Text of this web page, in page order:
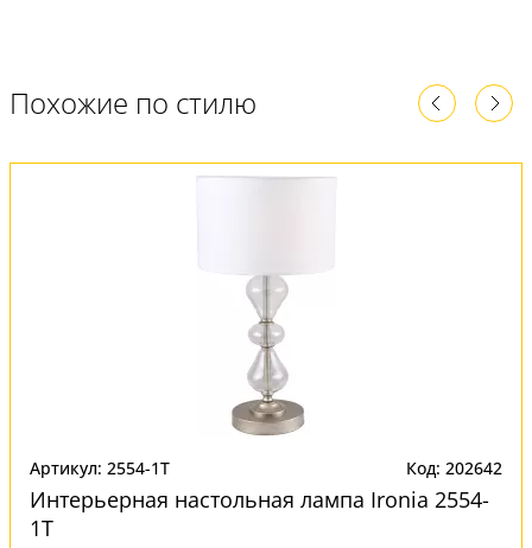
Похожие по стилю
Артикул: 2554-1T Код: 202642
Интерьерная настольная лампа Ironia 2554-
1T